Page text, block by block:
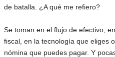
de batalla. ¿A qué me refiero?
Se toman en el flujo de efectivo,
fiscal, en la tecnología que eliges
nómina que puedes pagar. Y